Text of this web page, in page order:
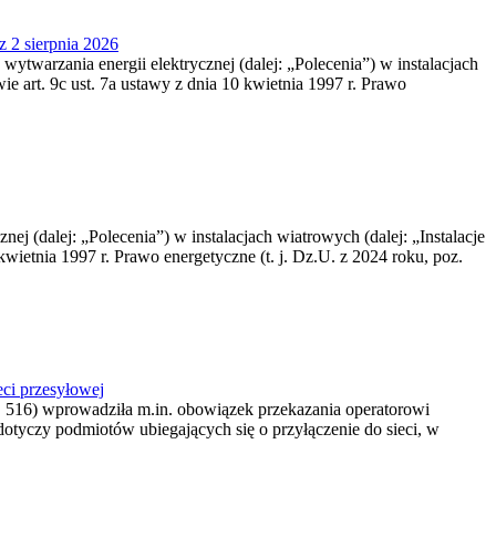
2 sierpnia 2026
energii elektrycznej (dalej: „Polecenia”) w instalacjach
art. 9c ust. 7a ustawy z dnia 10 kwietnia 1997 r. Prawo
(dalej: „Polecenia”) w instalacjach wiatrowych (dalej: „Instalacje
1997 r. Prawo energetyczne (t. j. Dz.U. z 2024 roku, poz.
przesyłowej
wprowadziła m.in. obowiązek przekazania operatorowi
podmiotów ubiegających się o przyłączenie do sieci, w